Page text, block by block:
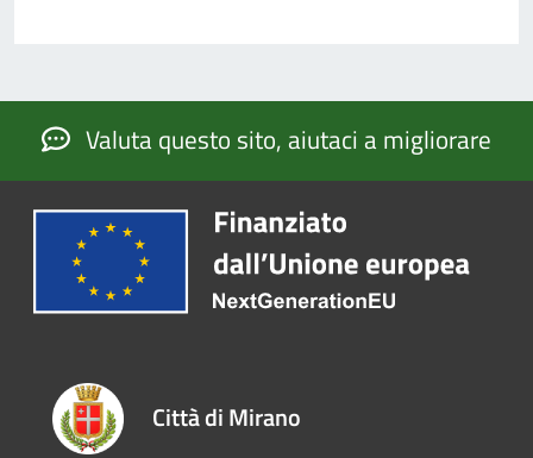
Valuta questo sito, aiutaci a migliorare
Città di Mirano